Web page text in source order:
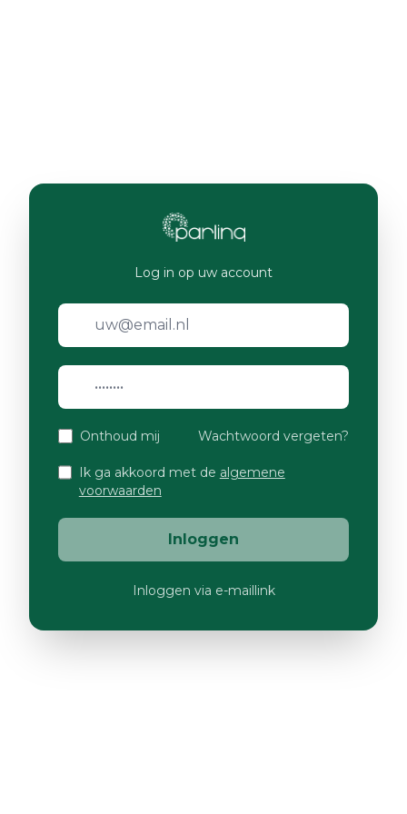
Log in op uw account
Onthoud mij Wachtwoord vergeten?
Ik ga akkoord met de algemene
voorwaarden
Inloggen
Inloggen via e-maillink